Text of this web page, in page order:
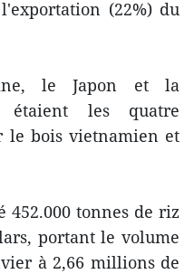
(22%) du
le Japon et la
étaient les quatre
le bois vietnamien et
452.000 tonnes de riz
portant le volume
à 2,66 millions de